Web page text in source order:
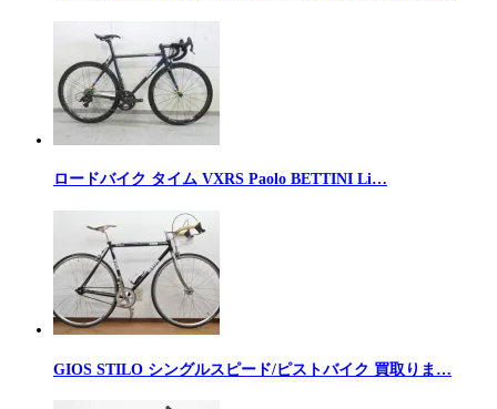
ロードバイク タイム VXRS Paolo BETTINI Li…
GIOS STILO シングルスピード/ピストバイク 買取りま…